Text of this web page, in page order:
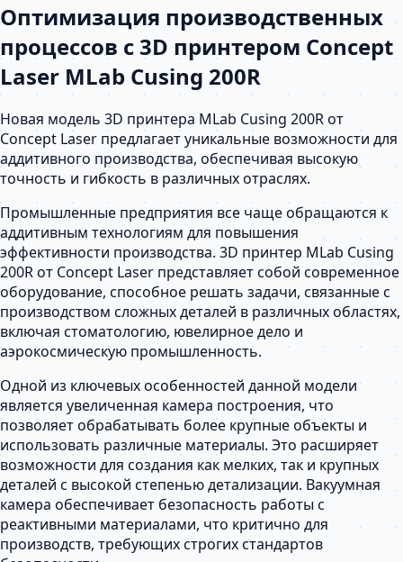
Оптимизация производственных
процессов с 3D принтером Concept
Laser MLab Cusing 200R
Новая модель 3D принтера MLab Cusing 200R от
Concept Laser предлагает уникальные возможности для
аддитивного производства, обеспечивая высокую
точность и гибкость в различных отраслях.
Промышленные предприятия все чаще обращаются к
аддитивным технологиям для повышения
эффективности производства. 3D принтер MLab Cusing
200R от Concept Laser представляет собой современное
оборудование, способное решать задачи, связанные с
производством сложных деталей в различных областях,
включая стоматологию, ювелирное дело и
аэрокосмическую промышленность.
Одной из ключевых особенностей данной модели
является увеличенная камера построения, что
позволяет обрабатывать более крупные объекты и
использовать различные материалы. Это расширяет
возможности для создания как мелких, так и крупных
деталей с высокой степенью детализации. Вакуумная
камера обеспечивает безопасность работы с
реактивными материалами, что критично для
производств, требующих строгих стандартов